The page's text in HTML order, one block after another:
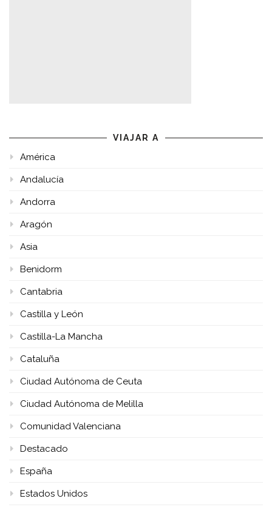
VIAJAR A
América
Andalucía
Andorra
Aragón
Asia
Benidorm
Cantabria
Castilla y León
Castilla-La Mancha
Cataluña
Ciudad Autónoma de Ceuta
Ciudad Autónoma de Melilla
Comunidad Valenciana
Destacado
España
Estados Unidos